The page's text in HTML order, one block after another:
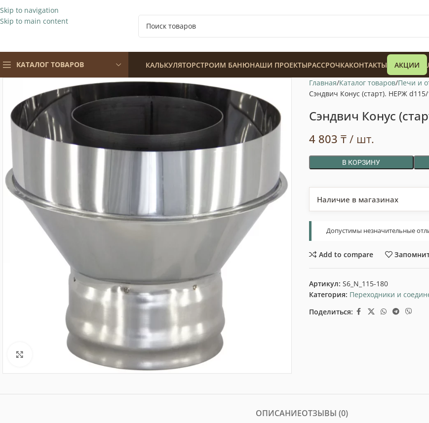
Skip to navigation
Skip to main content
КАТАЛОГ ТОВАРОВ КАЛЬКУЛЯТОРСТРОИМ БАНЮНАШИ ПРОЕКТЫРАССРОЧКАКОНТАКТЫ АКЦИИ
Нажмите, чтобы увеличить
Главная Каталог товаров Печи и
Сэндвич Конус (старт). НЕРЖ
Сэндвич Конус
4 803 ₸/ шт.
В КОРЗИНУ
Наличие в магазинах
Допустимы незначительные
Add to compare
Артикул: S6_N_115-180
Категория: Переходники и
Поделиться:
ОПИСАНИЕОТЗЫВЫ (0)